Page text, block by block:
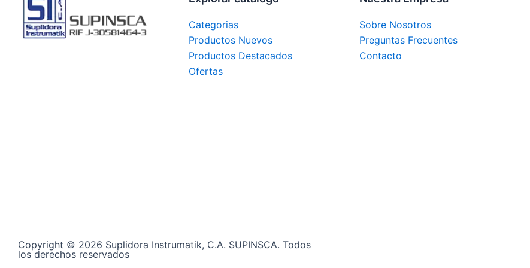
Categorias
Productos Nuevos
Productos Destacados
Ofertas
Sobre Nosotros
Preguntas Frecuentes
Contacto
Copyright © 2026 Suplidora Instrumatik, C.A. SUPINSCA. Todos
los derechos reservados